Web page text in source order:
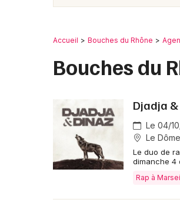
Accueil Bouches du Rhône
Bouches du
Djadja
Le 04/
Le
Le duo de
dimanche 4
Rap à